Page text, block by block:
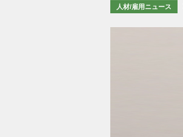
人材/雇用ニュース